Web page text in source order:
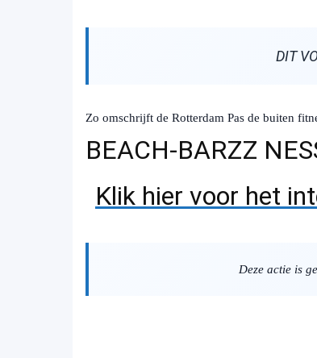
DIT
Zo omschrijft de Rotterdam Pas de buiten
BEACH-BARZZ
Klik hier voor het
Deze actie is